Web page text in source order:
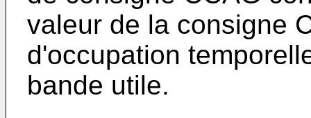
valeur de la consigne
d'occupation
bande utile.